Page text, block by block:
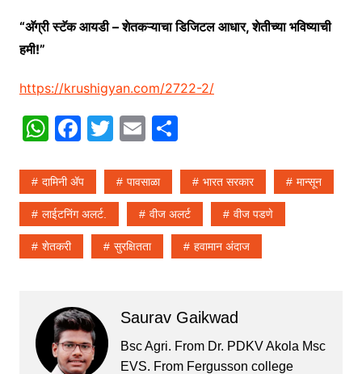
“अ‍ॅग्री स्टॅक आयडी – शेतकऱ्याचा डिजिटल आधार, शेतीच्या भविष्याची
हमी!”
https://krushigyan.com/2722-2/
W
at
s
A
p
F
c
e
b
o
k
T
itt
er
E
ai
l
S
ar
e
दामिनी ॲप पावसाळा भारत सरकार मान्सून
लाईटनिंग अलर्ट. वीज अलर्ट वीज पडणे
शेतकरी सुरक्षितता हवामान अंदाज
Saurav Gaikwad
Bsc Agri. From Dr. PDKV Akola Msc
EVS. From Fergusson college